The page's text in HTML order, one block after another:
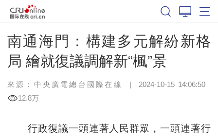
南通海門：構建多元解紛新格
局 繪就復議調解新“楓”景
來源：中央廣電總台國際在線 | 2024-10-15 14:06:50
12.8万
行政復議一頭連著人民群眾，一頭連著行